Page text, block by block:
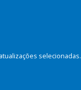
selecionadas.